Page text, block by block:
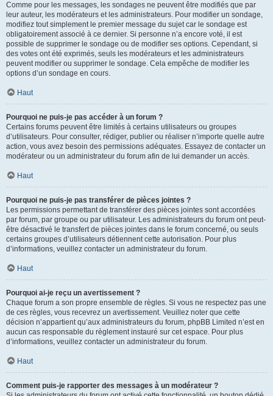
Comme pour les messages, les sondages ne peuvent être modifiés que par
leur auteur, les modérateurs et les administrateurs. Pour modifier un sondage,
modifiez tout simplement le premier message du sujet car le sondage est
obligatoirement associé à ce dernier. Si personne n’a encore voté, il est
possible de supprimer le sondage ou de modifier ses options. Cependant, si
des votes ont été exprimés, seuls les modérateurs et les administrateurs
peuvent modifier ou supprimer le sondage. Cela empêche de modifier les
options d’un sondage en cours.
Haut
Pourquoi ne puis-je pas accéder à un forum ?
Certains forums peuvent être limités à certains utilisateurs ou groupes
d’utilisateurs. Pour consulter, rédiger, publier ou réaliser n’importe quelle autre
action, vous avez besoin des permissions adéquates. Essayez de contacter un
modérateur ou un administrateur du forum afin de lui demander un accès.
Haut
Pourquoi ne puis-je pas transférer de pièces jointes ?
Les permissions permettant de transférer des pièces jointes sont accordées
par forum, par groupe ou par utilisateur. Les administrateurs du forum ont peut-
être désactivé le transfert de pièces jointes dans le forum concerné, ou seuls
certains groupes d’utilisateurs détiennent cette autorisation. Pour plus
d’informations, veuillez contacter un administrateur du forum.
Haut
Pourquoi ai-je reçu un avertissement ?
Chaque forum a son propre ensemble de règles. Si vous ne respectez pas une
de ces règles, vous recevrez un avertissement. Veuillez noter que cette
décision n’appartient qu’aux administrateurs du forum, phpBB Limited n’est en
aucun cas responsable du règlement instauré sur cet espace. Pour plus
d’informations, veuillez contacter un administrateur du forum.
Haut
Comment puis-je rapporter des messages à un modérateur ?